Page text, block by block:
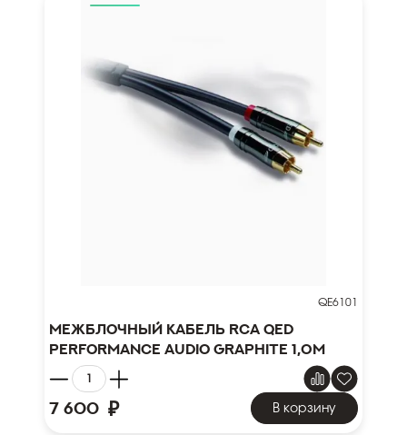
QE6101
Межблочный кабель RCA QED
Performance Audio Graphite 1,0m
7 600 ₽ В корзину